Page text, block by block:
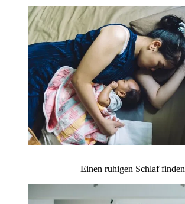
Einen ruhigen Schlaf finden